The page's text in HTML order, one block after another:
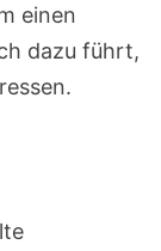
einen
dazu führt,